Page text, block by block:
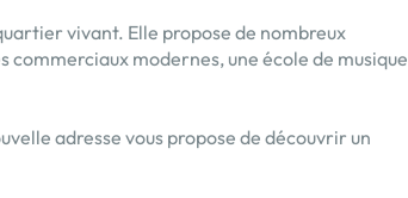
vivant. Elle propose de nombreux
modernes, une école de musique
adresse vous propose de découvrir un